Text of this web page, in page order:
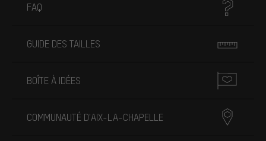
FAQ
GUIDE DES TAILLES
BOÎTE À IDÉES
COMMUNAUTÉ D'AIX-LA-CHAPELLE